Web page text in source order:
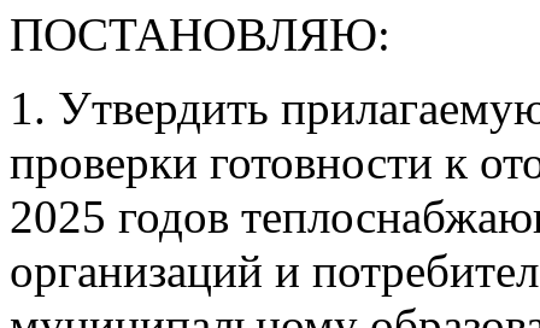
ПОСТАНОВЛЯЮ:
1. Утвердить
проверки готовности к
2025 годов
организаций и